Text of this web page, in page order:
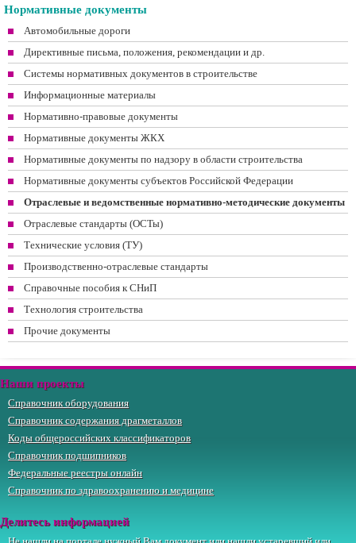
Нормативные документы
Автомобильные дороги
Директивные письма, положения, рекомендации и др.
Системы нормативных документов в строительстве
Информационные материалы
Нормативно-правовые документы
Нормативные документы ЖКХ
Нормативные документы по надзору в области строительства
Нормативные документы субъектов Российской Федерации
Отраслевые и ведомственные нормативно-методические документы
Отраслевые стандарты (ОСТы)
Технические условия (ТУ)
Производственно-отраслевые стандарты
Справочные пособия к СНиП
Технология строительства
Прочие документы
Наши проекты
Справочник оборудования
Справочник содержания драгметаллов
Коды общероссийских классификаторов
Справочник подшипников
Федеральные реестры онлайн
Справочник по здравоохранению и медицине
Делитесь информацией